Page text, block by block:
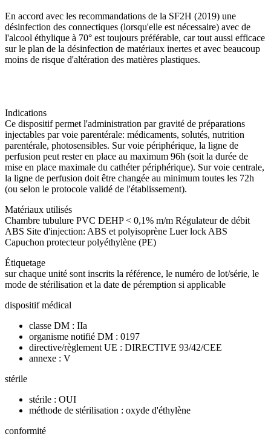
En accord avec les recommandations de la SF2H (2019) une
désinfection des connectiques (lorsqu'elle est nécessaire) avec de
l'alcool éthylique à 70° est toujours préférable, car tout aussi efficace
sur le plan de la désinfection de matériaux inertes et avec beaucoup
moins de risque d'altération des matières plastiques.
Indications
Ce dispositif permet l'administration par gravité de préparations
injectables par voie parentérale: médicaments, solutés, nutrition
parentérale, photosensibles. Sur voie périphérique, la ligne de
perfusion peut rester en place au maximum 96h (soit la durée de
mise en place maximale du cathéter périphérique). Sur voie centrale,
la ligne de perfusion doit être changée au minimum toutes les 72h
(ou selon le protocole validé de l'établissement).
Matériaux utilisés
Chambre tubulure PVC DEHP < 0,1% m/m Régulateur de débit
ABS Site d'injection: ABS et polyisoprène Luer lock ABS
Capuchon protecteur polyéthylène (PE)
Étiquetage
sur chaque unité sont inscrits la référence, le numéro de lot/série, le
mode de stérilisation et la date de péremption si applicable
dispositif médical
classe DM : IIa
organisme notifié DM : 0197
directive/règlement UE : DIRECTIVE 93/42/CEE
annexe : V
stérile
stérile : OUI
méthode de stérilisation : oxyde d'éthylène
conformité